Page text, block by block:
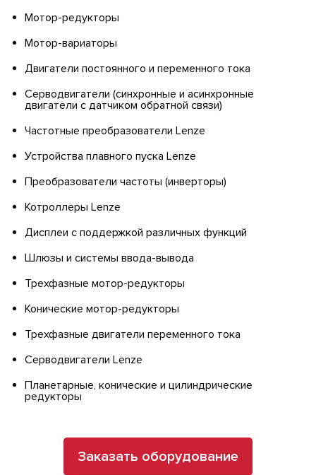
Мотор-редукторы
Мотор-вариаторы
Двигатели постоянного и переменного тока
Серводвигатели (синхронные и асинхронные
двигатели с датчиком обратной связи)
Частотные преобразователи Lenze
Устройства плавного пуска Lenze
Преобразователи частоты (инверторы)
Котроллеры Lenze
Дисплеи с поддержкой различных функций
Шлюзы и системы ввода-вывода
Трехфазные мотор-редукторы
Конические мотор-редукторы
Трехфазные двигатели переменного тока
Серводвигатели Lenze
Планетарные, конические и цилиндрические
редукторы
Заказать оборудование